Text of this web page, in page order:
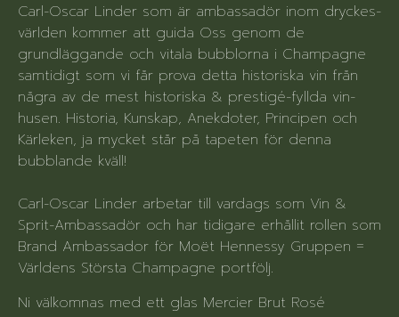
Carl-Oscar Linder som är ambassadör inom dryckes-
världen kommer att guida Oss genom de
grundläggande och vitala bubblorna i Champagne
samtidigt som vi får prova detta historiska vin från
några av de mest historiska & prestigé-fyllda vin-
husen. Historia, Kunskap, Anekdoter, Principen och
Kärleken, ja mycket står på tapeten för denna
bubblande kväll!
Carl-Oscar Linder arbetar till vardags som Vin &
Sprit-Ambassadör och har tidigare erhållit rollen som
Brand Ambassador för Moët Hennessy Gruppen =
Världens Största Champagne portfölj.
Ni välkomnas med ett glas Mercier Brut Rosé